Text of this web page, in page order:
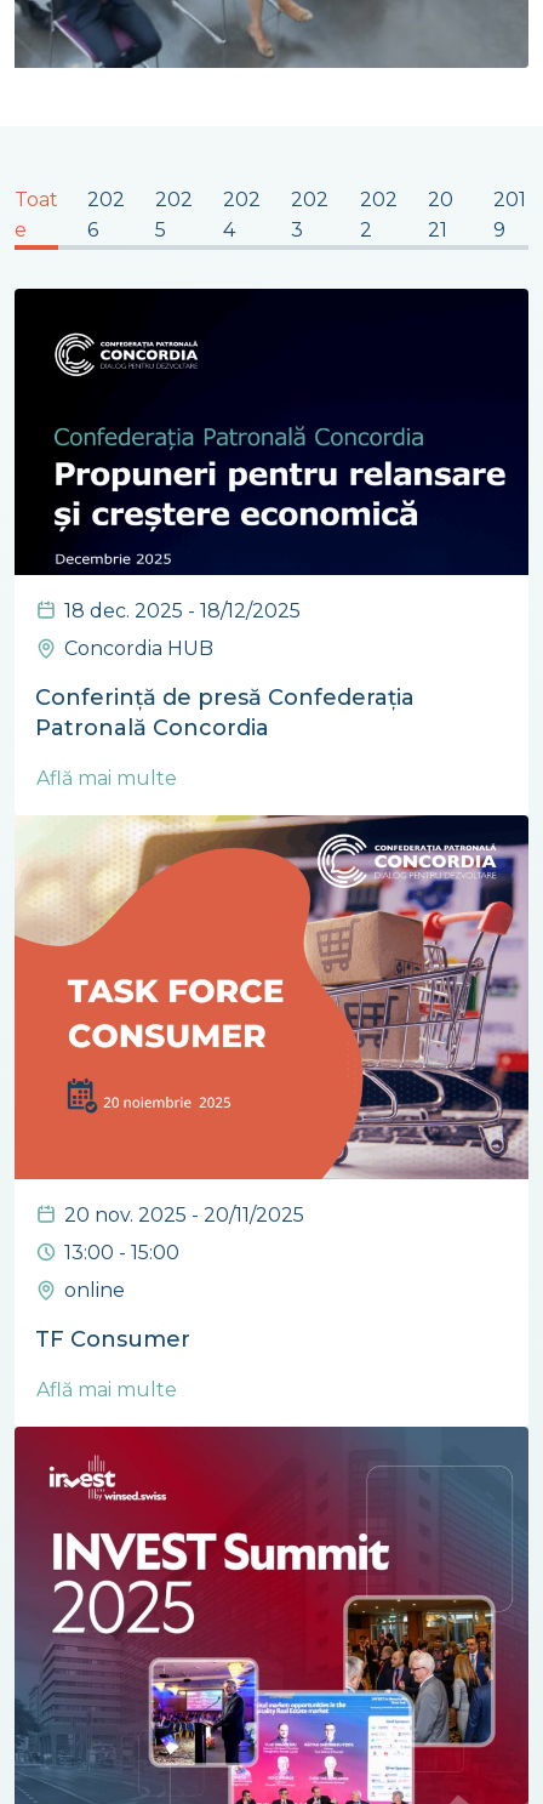
Toat
e
202
6
202
5
202
4
202
3
202
2
20
21
201
9
18 dec. 2025 - 18/12/2025
Concordia HUB
Conferință de presă Confederația
Patronală Concordia
Află mai multe
20 nov. 2025 - 20/11/2025
13:00 - 15:00
online
TF Consumer
Află mai multe